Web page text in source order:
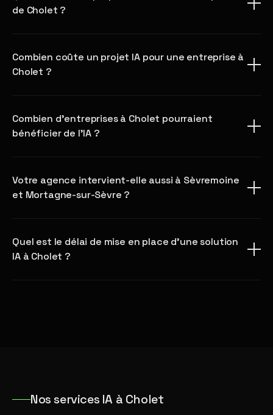
de Cholet ?
Combien coûte un projet IA pour une entreprise à
Cholet ?
Combien d'entreprises à Cholet pourraient
bénéficier de l'IA ?
Votre agence intervient-elle aussi à Sèvremoine
et Mortagne-sur-Sèvre ?
Quel est le délai de mise en place d'une solution
IA à Cholet ?
Nos services IA à Cholet